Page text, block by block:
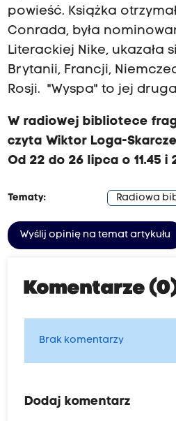
powieść. Książka
Conrada, była
Literackiej Nike, ukazała
Brytanii, Francji,
Rosji. "Wyspa" to jej
W radiowej bibliotece
czyta Wiktor Loga-
Od 22 do 26 lipca o 11.45 i
Tematy: Radiowa
Wyślij opinię na temat artykułu
Komentarze
Brak komentarzy
Dodaj komentarz